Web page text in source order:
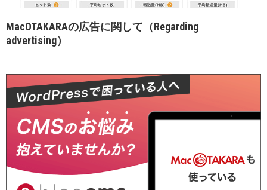
MacOTAKARAの広告に関して（Regarding
advertising）